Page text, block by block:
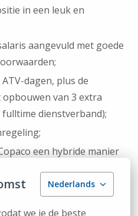
Nederlands
we je de beste
in een leuk en
aangevuld met goede
dagen, plus de
van 3 extra
dienstverband);
een hybride manier
thuiswerkvergoeding van
dat je vanuit huis werkt;